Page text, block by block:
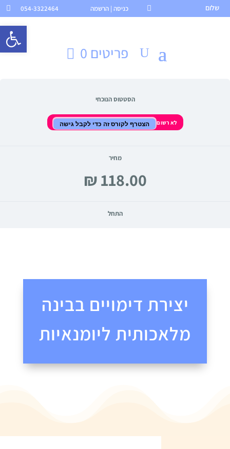
 054-3322464  כניסה | הרשמה שלום
פריטים 0
הסטטוס הנוכחי
לא רשום הצטרף לקורס זה כדי לקבל גישה
מחיר
התחל
יצירת דימויים בבינה
מלאכותית ליומנאיות
פתח